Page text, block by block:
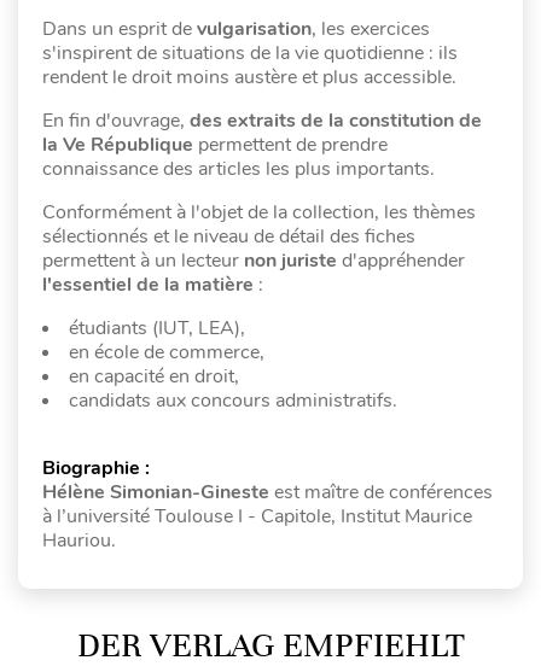
Dans un esprit devulgarisation, les exercices
s'inspirent de situations de la vie quotidienne : ils
rendent le droit moins austère et plus accessible.
En fin d'ouvrage, des extraits de la constitution de
la Ve République permettent de prendre
connaissance des articles les plus importants.
Conformément à l'objet de la collection, les thèmes
sélectionnés et le niveau de détail des fiches
permettent à un lecteur non juriste d'appréhender
l'essentiel de la matière :
étudiants (IUT, LEA),
en école de commerce,
en capacité en droit,
candidats aux concours administratifs.
Biographie :
Hélène Simonian-Gineste est maître de conférences
à l’université Toulouse I - Capitole, Institut Maurice
Hauriou.
DER VERLAG EMPFIEHLT